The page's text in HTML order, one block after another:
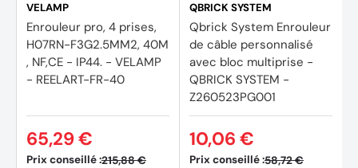
VELAMP
Enrouleur pro, 4 prises,
H07RN-F3G2.5MM2, 40M
, NF,CE - IP44. - VELAMP
- REELART-FR-40
Prix conseillé :215,88 €
65,29 €
QBRICK SYSTEM
Qbrick System Enrouleur
de câble personnalisé
avec bloc multiprise -
QBRICK SYSTEM -
Z260523PG001
Prix conseillé :58,72 €
10,06 €